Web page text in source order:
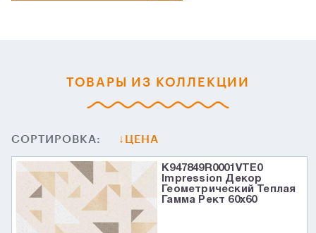
ТОВАРЫ ИЗ КОЛЛЕКЦИИ
СОРТИРОВКА: ЦЕНА
K947849R0001VTE0
Impression Декор
Геометрический Теплая
Гамма Рект 60х60